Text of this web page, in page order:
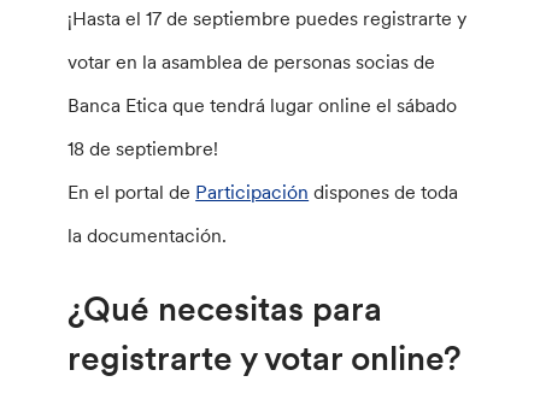
¡Hasta el 17 de septiembre puedes registrarte y
votar en la asamblea de personas socias de
Banca Etica que tendrá lugar online el sábado
18 de septiembre!
En el portal de Participación dispones de toda
la documentación.
¿Qué necesitas para
registrarte y votar online?